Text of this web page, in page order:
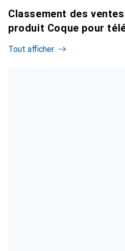
Classement des
produit Coque pour
Tout afficher